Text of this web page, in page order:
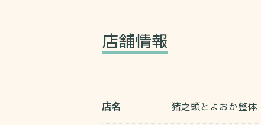
店舗情報
店名 猪之頭とよおか整体